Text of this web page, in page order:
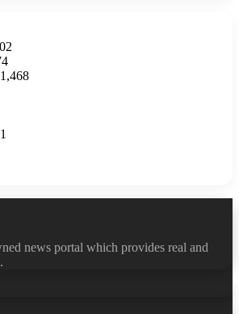
1,468
news portal which provides real and